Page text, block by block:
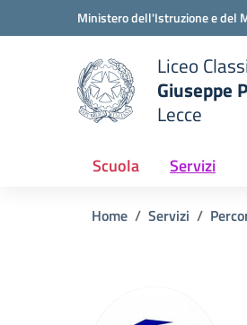
Vai ai contenuti
Vai al menu di navigazioneMinistero dell'Istruzione e del
scuola
Liceo
Giuseppe
Lecce
Scuola Servizi
Home Servizi